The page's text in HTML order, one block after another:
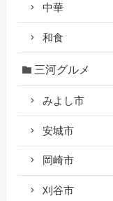
中華
和食
三河グルメ
みよし市
安城市
岡崎市
刈谷市